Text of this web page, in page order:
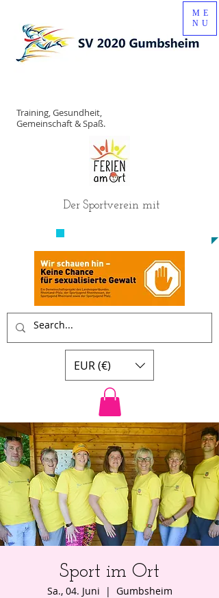
Training, Gesundheit,
Gemeinschaft & Spaß.
Der Sportverein mit
EUR (€)
ME
NU
Sport im Ort
Sa., 04. Juni
  |
Gumbsheim